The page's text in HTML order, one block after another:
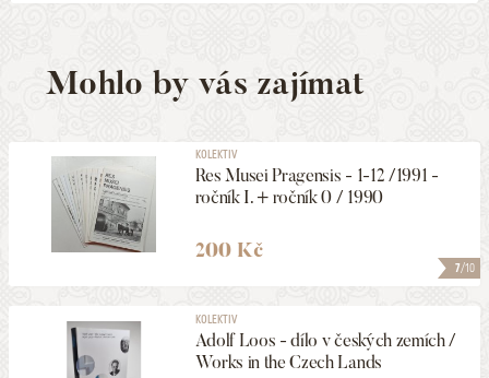
Mohlo by vás zajímat
7/10
KOLEKTIV
Res Musei Pragensis - 1-12 /1991 -
ročník I. + ročník 0 / 1990
200 Kč
KOLEKTIV
Adolf Loos - dílo v českých zemích /
Works in the Czech Lands